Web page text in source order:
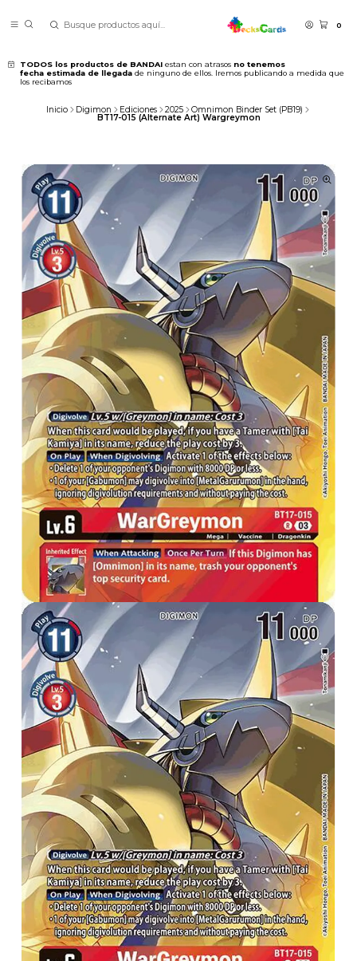
0
TODOS los productos de BANDAI estan con atrasos no tenemos
fecha estimada de llegada de ninguno de ellos. Iremos publicando a medida que
los recibamos
Inicio Digimon Ediciones 2025
Omnimon Binder Set (PB19)
BT17-015 (Alternate Art) Wargreymon